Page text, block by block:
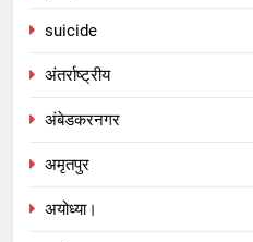
suicide
अंतर्राष्ट्रीय
अंबेडकरनगर
अमृतपुर
अयोध्या।